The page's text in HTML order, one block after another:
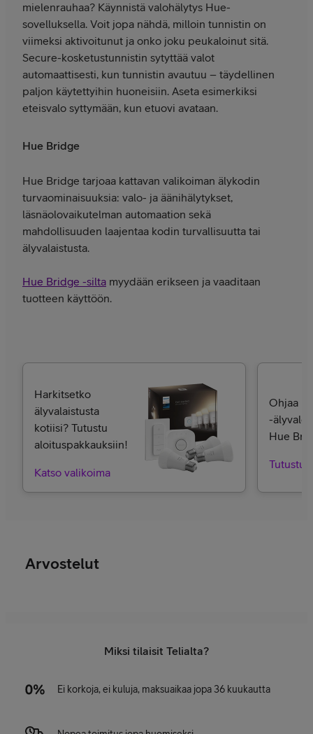
mielenrauhaa? Käynnistä valohälytys Hue-
sovelluksella. Voit jopa nähdä, milloin tunnistin on
viimeksi aktivoitunut ja onko joku peukaloinut sitä.
Secure-kosketustunnistin sytyttää valot
automaattisesti, kun tunnistin avautuu – täydellinen
paljon käytettyihin huoneisiin. Aseta esimerkiksi
eteisvalo syttymään, kun etuovi avataan.
Hue Bridge
Hue Bridge tarjoaa kattavan valikoiman älykodin
turvaominaisuuksia: valo- ja äänihälytykset,
läsnäolovaikutelman automaation sekä
mahdollisuuden laajentaa kodin turvallisuutta tai
älyvalaistusta.
Hue Bridge -silta myydään erikseen ja vaaditaan
tuotteen käyttöön.
Harkitsetko
älyvalaistusta
kotiisi? Tutustu
aloituspakkauksiin!
Katso valikoima
Ohjaa
-
Hue
Tutustu
Arvostelut
Miksi tilaisit Telialta?
Ei korkoja, ei kuluja, maksuaikaa jopa 36 kuukautta